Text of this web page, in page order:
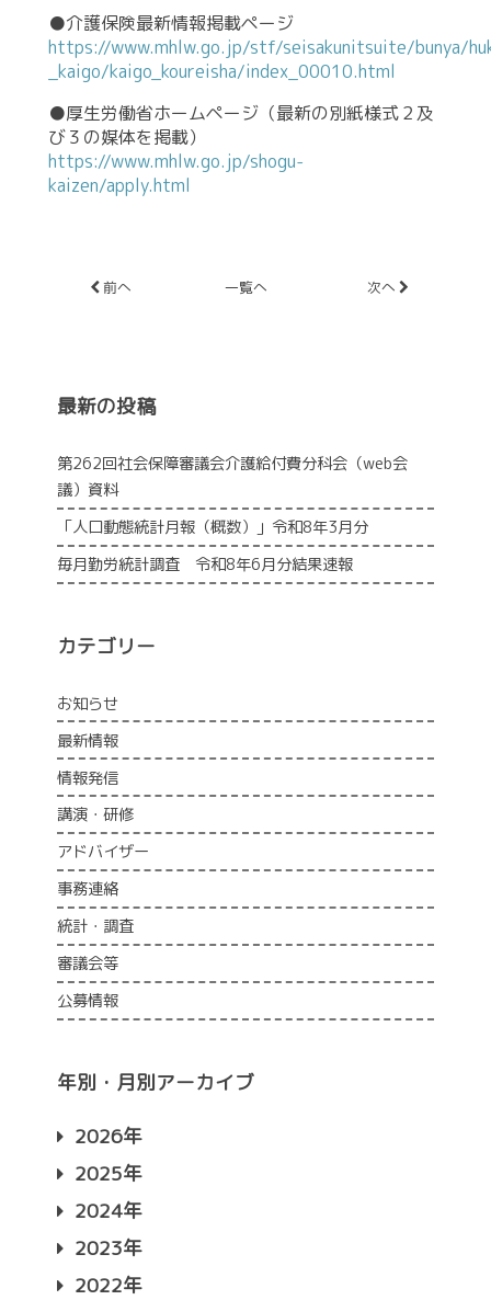
●介護保険最新情報掲載ページ
https://www.mhlw.go.jp/stf/seisakunitsuite/bunya/
_kaigo/kaigo_koureisha/index_00010.html
●厚生労働省ホームページ（最新の別紙様式２及
び３の媒体を掲載）
https://www.mhlw.go.jp/shogu-
kaizen/apply.html
前へ 一覧へ 次へ
最新の投稿
第262回社会保障審議会介護給付費分科会（web会
議）資料
「人口動態統計月報（概数）」令和8年3月分
毎月勤労統計調査 令和8年6月分結果速報
カテゴリー
お知らせ
最新情報
情報発信
講演・研修
アドバイザー
事務連絡
統計・調査
審議会等
公募情報
年別・月別アーカイブ
2026年
2025年
2024年
2023年
2022年